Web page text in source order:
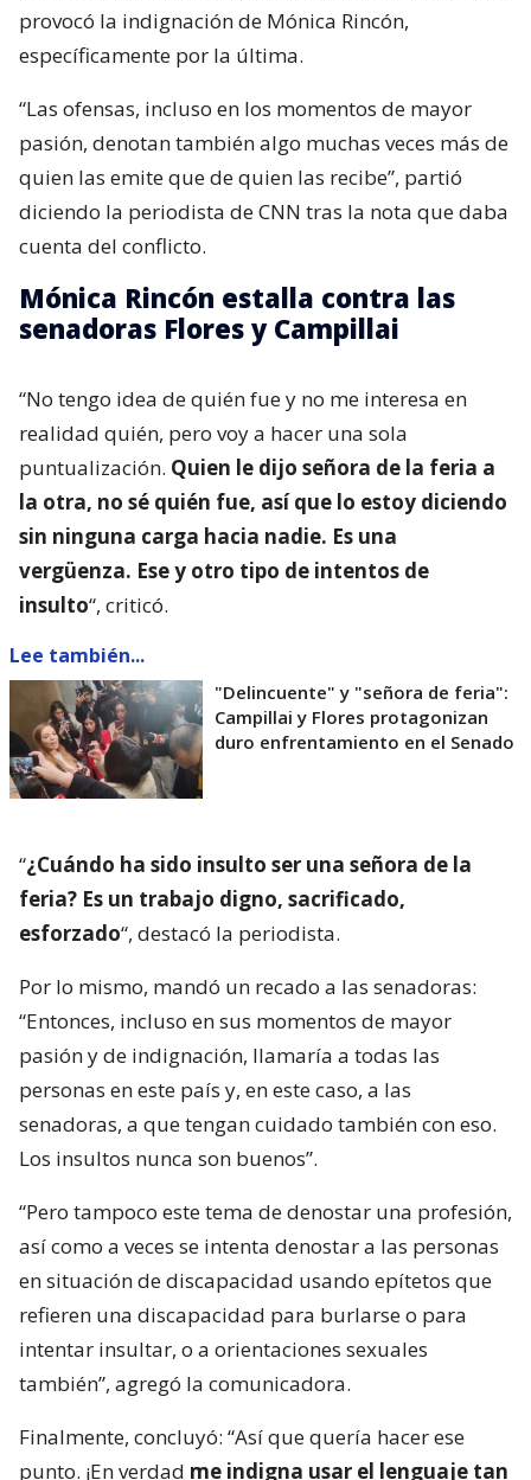
provocó la indignación de Mónica Rincón,
específicamente por la última.
“Las ofensas, incluso en los momentos de mayor
pasión, denotan también algo muchas veces más de
quien las emite que de quien las recibe”, partió
diciendo la periodista de CNN tras la nota que daba
cuenta del conflicto.
Mónica Rincón estalla contra las
senadoras Flores y Campillai
“No tengo idea de quién fue y no me interesa en
realidad quién, pero voy a hacer una sola
puntualización. Quien le dijo señora de la feria a
la otra, no sé quién fue, así que lo estoy diciendo
sin ninguna carga hacia nadie. Es una
vergüenza. Ese y otro tipo de intentos de
insulto“, criticó.
Lee también...
"Delincuente" y "señora de feria":
Campillai y Flores protagonizan
duro enfrentamiento en el Senado
“¿Cuándo ha sido insulto ser una señora de la
feria? Es un trabajo digno, sacrificado,
esforzado“, destacó la periodista.
Por lo mismo, mandó un recado a las senadoras:
“Entonces, incluso en sus momentos de mayor
pasión y de indignación, llamaría a todas las
personas en este país y, en este caso, a las
senadoras, a que tengan cuidado también con eso.
Los insultos nunca son buenos”.
“Pero tampoco este tema de denostar una profesión,
así como a veces se intenta denostar a las personas
en situación de discapacidad usando epítetos que
refieren una discapacidad para burlarse o para
intentar insultar, o a orientaciones sexuales
también”, agregó la comunicadora.
Finalmente, concluyó: “Así que quería hacer ese
punto. ¡En verdad me indigna usar el lenguaje tan